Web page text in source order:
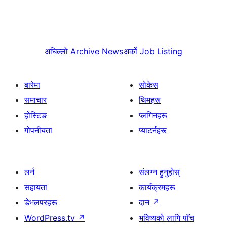
अघिल्लो Archive Newsअर्को Job Listing
बारेमा
समाचार
होस्टिङ
गोपनीयता
सोकेस
थिमहरू
प्लगिनहरू
प्याटर्नहरू
लर्न
सहायता
डेभलपरहरू
WordPress.tv ↗
संलग्न हुनुहोस्
कार्यक्रमहरू
दान ↗
भविष्यको लागि पाँच